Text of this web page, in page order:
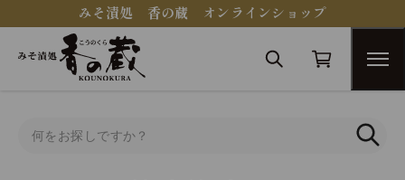
みそ漬処 香の蔵 オンラインショップ